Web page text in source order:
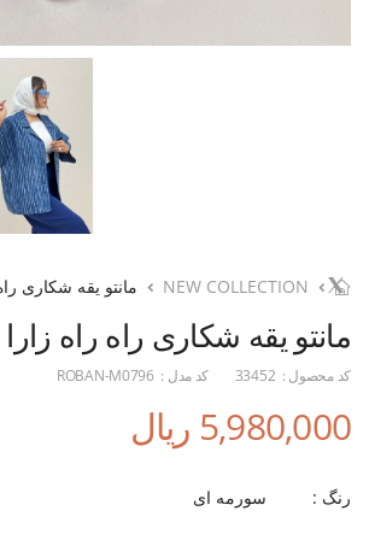
NEW COLLECTION مانتو یقه شکاری
مانتو یقه شکاری راه راه زارا
کد محصول : 33452 کد مدل : ROBAN-M0796
5,980,000 ریال
رنگ : سورمه ای